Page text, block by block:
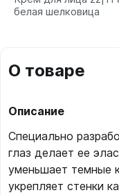
белая шелковица
О товаре
Описание
Специально
глаз делает ее
уменьшает темные
укрепляет стенки